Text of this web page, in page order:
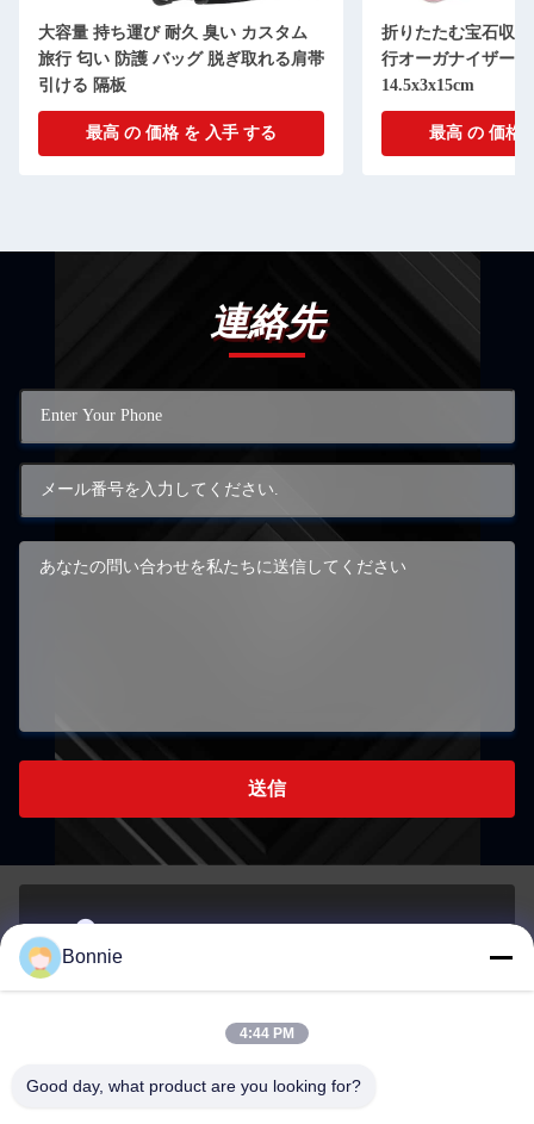
大容量 持ち運び 耐久 臭い カスタム
旅行 匂い 防護 バッグ 脱ぎ取れる肩帯
引ける 隔板
最高 の 価格 を 入手 する
折りたたむ宝石収
行オーガナイザー
14.5x3x15cm
最高 の 価格
連絡先
送信
アドレス
メール
Bonnie@szycw918.com
Bonnie
4:44 PM
Good day, what product are you looking for?